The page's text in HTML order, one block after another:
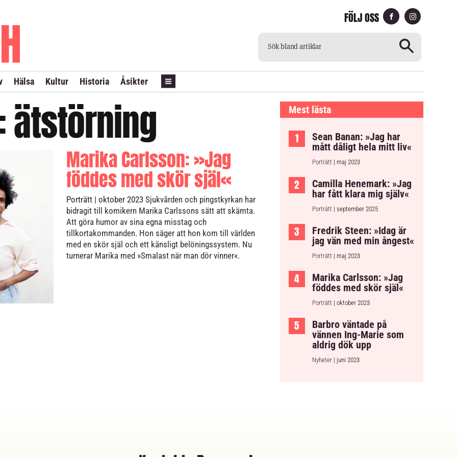
Hälsa Kultur Historia Åsikter
ANNONSERA LÖPSEDEL REVANSCH
FÖLJ OSS
ätstörning
Marika Carlsson: »Jag
föddes med skör själ«
Porträtt | oktober 2023Sjukvården och pingstkyrkan har
bidragit till komikern Marika Carlssons sätt att skämta.
Att göra humor av sina egna misstag och
tillkortakommanden. Hon säger att hon kom till världen
med en skör själ och ett känsligt belöningssystem. Nu
turnerar Marika med »Smalast när man dör vinner«.
Mest lästa
Sean Banan: »Jag har
mått dåligt hela mitt liv«
Porträtt| maj 2023
Camilla Henemark: »Jag
har fått klara mig själv«
Porträtt| september 2025
Fredrik Steen: »Idag är
jag vän med min ångest«
Porträtt| maj 2023
Marika Carlsson: »Jag
föddes med skör själ«
Porträtt| oktober 2023
Barbro väntade på
vännen Ing-Marie som
aldrig dök upp
Nyheter| juni 2023